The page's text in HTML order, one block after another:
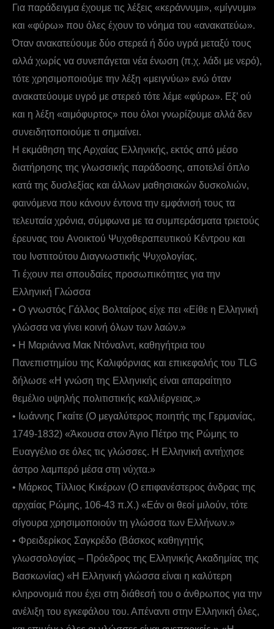
Για παράδειγμα έχουμε τις λέξεις «κεράννυμι», «μίγνυμι»
και «φύρω» που όλες έχουν το νόημα του «ανακατεύω».
Όταν ανακατεύουμε δύο στερεά ή δύο υγρά μεταξύ τους
αλλά χωρίς να συνεπάγεται νέα ένωση (π.χ. λάδι με νερό),
τότε χρησιμοποιούμε την λέξη «μειγνύω» ενώ όταν
ανακατεύουμε υγρό με στερεό τότε λέμε «φύρω». Εξ’ ού
και η λέξη «αιμόφυρτος» που όλοι γνωρίζουμε αλλά δεν
συνειδητοποιούμε τι σημαίνει.
H εκμάθηση της Αρχαίας Ελληνικής, εκτός από μέσο
διατήρησης της γλωσσικής παράδοσης, αποτελεί όπλο
κατά της δυσλεξίας και άλλων μαθησιακών δυσκολιών,
φαινόμενα που κάνουν έντονα την εμφάνισή τους τα
τελευταία χρόνια, σύμφωνα με τα συμπεράσματα τριετούς
έρευνας του Aνοικτού Ψυχοθεραπευτικού Kέντρου και
του Iνστιτούτου Διαγνωστικής Ψυχολογίας.
Τι έχουν πει σπουδαίες προσωπικότητες για την
Ελληνική Γλώσσα
• Ο γνωστός Γάλλος Βολταίρος είχε πει «Είθε η Ελληνική
γλώσσα να γίνει κοινή όλων των λαών.»
• Η Μαριάννα Μακ Ντόναλντ, καθηγήτρια του
Πανεπιστημίου της Καλιφόρνιας και επικεφαλής του TLG
δήλωσε «Η γνώση της Ελληνικής είναι απαραίτητο
θεμέλιο υψηλής πολιτιστικής καλλιέργειας.»
• Ιωάννης Γκαίτε (Ο μεγαλύτερος ποιητής της Γερμανίας,
1749-1832) «Άκουσα στον Άγιο Πέτρο της Ρώμης το
Ευαγγέλιο σε όλες τις γλώσσες. Η Ελληνική αντήχησε
άστρο λαμπερό μέσα στη νύχτα.»
• Μάρκος Τίλλιος Κικέρων (Ο επιφανέστερος άνδρας της
αρχαίας Ρώμης, 106-43 π.Χ.) «Εάν οι θεοί μιλούν, τότε
σίγουρα χρησιμοποιούν τη γλώσσα των Ελλήνων.»
• Φρειδερίκος Σαγκρέδο (Βάσκος καθηγητής
γλωσσολογίας – Πρόεδρος της Ελληνικής Ακαδημίας της
Βασκωνίας) «Η Ελληνική γλώσσα είναι η καλύτερη
κληρονομιά που έχει στη διάθεσή του ο άνθρωπος για την
ανέλιξη του εγκεφάλου του. Απέναντι στην Ελληνική όλες,